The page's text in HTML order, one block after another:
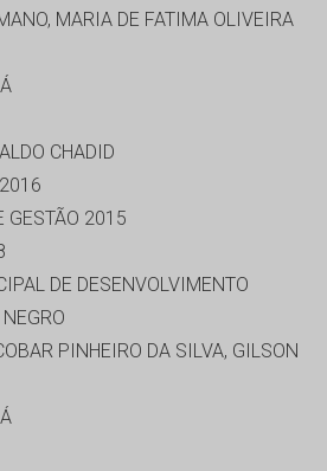
MARIA DE FATIMA OLIVEIRA
CHADID
GESTÃO 2015
DE DESENVOLVIMENTO
PINHEIRO DA SILVA, GILSON